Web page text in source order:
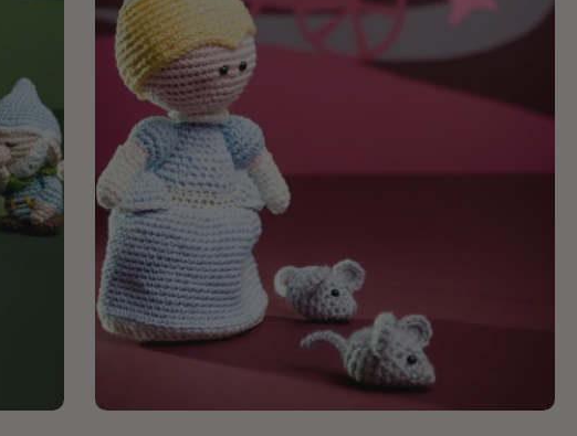
Toevoegen aan winkelwagen